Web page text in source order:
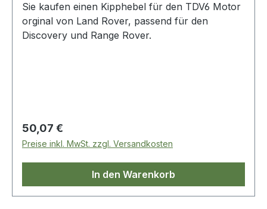
Sie kaufen einen Kipphebel für den TDV6 Motor
orginal von Land Rover, passend für den
Discovery und Range Rover.
Regulärer Preis:
50,07 €
Preise inkl. MwSt. zzgl. Versandkosten
In den Warenkorb